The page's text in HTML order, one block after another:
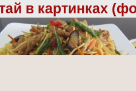
в картинках